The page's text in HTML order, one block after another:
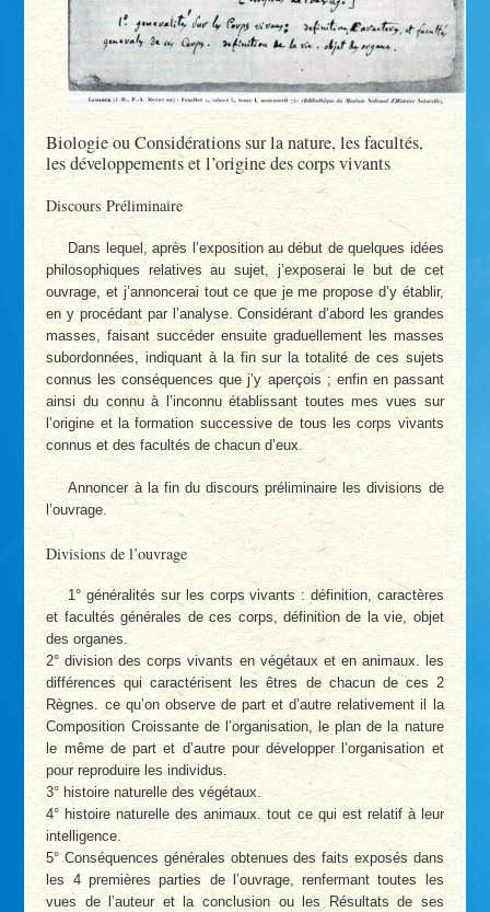
Biologie ou Considérations sur la nature, les facultés,
les développements et l’origine des corps vivants
Discours Préliminaire
Dans lequel, après l’exposition au début de quelques idées
philosophiques relatives au sujet, j’exposerai le but de cet
ouvrage, et j’annoncerai tout ce que je me propose d’y établir,
en y procédant par l’analyse. Considérant d’abord les grandes
masses, faisant succéder ensuite graduellement les masses
subordonnées, indiquant à la fin sur la totalité de ces sujets
connus les conséquences que j’y aperçois ; enfin en passant
ainsi du connu à l’inconnu établissant toutes mes vues sur
l’origine et la formation successive de tous les corps vivants
connus et des facultés de chacun d’eux.
Annoncer à la fin du discours préliminaire les divisions de
l’ouvrage.
Divisions de l’ouvrage
1° généralités sur les corps vivants : définition, caractères
et facultés générales de ces corps, définition de la vie, objet
des organes.
2° division des corps vivants en végétaux et en animaux. les
différences qui caractérisent les êtres de chacun de ces 2
Règnes. ce qu’on observe de part et d’autre relativement il la
Composition Croissante de l’organisation, le plan de la nature
le même de part et d’autre pour développer l’organisation et
pour reproduire les individus.
3° histoire naturelle des végétaux.
4° histoire naturelle des animaux. tout ce qui est relatif à leur
intelligence.
5° Conséquences générales obtenues des faits exposés dans
les 4 premières parties de l’ouvrage, renfermant toutes les
vues de l’auteur et la conclusion ou les Résultats de ses